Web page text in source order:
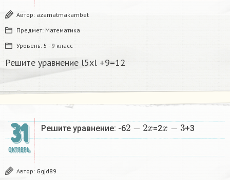
Автор: azamatmakambet
Предмет: Математика
Уровень: 5 - 9 класс
Решите уравнение l5xl +9=12
31
ОКТЯБРЬ
Решите уравнение: -6
2− 2 x
=2
x−3
+3
Автор: Ggjd89